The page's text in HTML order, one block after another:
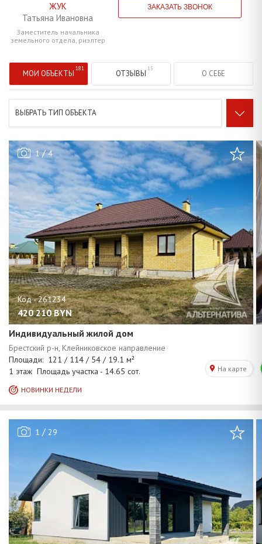
ЖУК
Татьяна Ивановна
Заместитель начальника
земельного отдела, риэлтер
МОИ ОБЪЕКТЫ ОТЗЫВЫ О СЕБЕ
ВЫБРАТЬ ТИП ОБЪЕКТА
1/4
420 210 BYN
Индивидуальный жилой дом
1 / 29